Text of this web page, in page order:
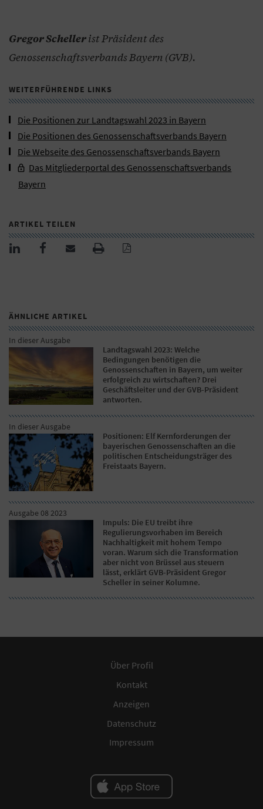
Gregor Schellerist Präsident des
Genossenschaftsverbands Bayern (GVB).
WEITERFÜHRENDE LINKS
Die Positionen zur Landtagswahl 2023 in Bayern
Die Positionen des Genossenschaftsverbands Bayern
Die Webseite des Genossenschaftsverbands Bayern
Das Mitgliederportal des Genossenschaftsverbands
Bayern
ARTIKEL TEILEN
ÄHNLICHE ARTIKEL
In dieser Ausgabe
Landtagswahl 2023: Welche
Bedingungen benötigen die
Genossenschaften in Bayern, um weiter
erfolgreich zu wirtschaften? Drei
Geschäftsleiter und der GVB-Präsident
antworten.
In dieser Ausgabe
Positionen: Elf Kernforderungen der
bayerischen Genossenschaften an die
politischen Entscheidungsträger des
Freistaats Bayern.
Ausgabe 08 2023
Impuls: Die EU treibt ihre
Regulierungsvorhaben im Bereich
Nachhaltigkeit mit hohem Tempo
voran. Warum sich die Transformation
aber nicht von Brüssel aus steuern
lässt, erklärt GVB-Präsident Gregor
Scheller in seiner Kolumne.
Über Profil
Kontakt
Anzeigen
Datenschutz
Impressum